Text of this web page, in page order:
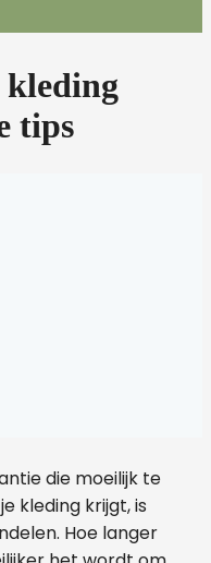
tips
die moeilijk te
kleding krijgt, is
Hoe langer